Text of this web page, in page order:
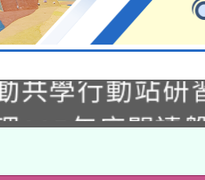
學年度第2次
果公告(無人
共學行動站研
115年度閱讀